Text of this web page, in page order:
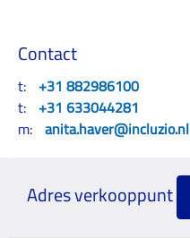
Contact
t: +31 882986100
t: +31 633044281
m: anita.haver@incluzio.nl
Adres verkooppunt